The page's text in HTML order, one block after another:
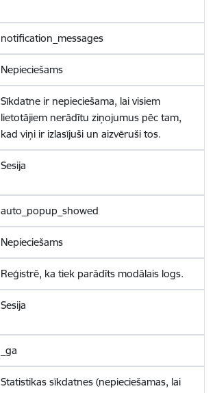
notification_messages
Nepieciešams
Sīkdatne ir nepieciešama, lai visiem
lietotājiem nerādītu ziņojumus pēc tam,
kad viņi ir izlasījuši un aizvēruši tos.
Sesija
auto_popup_showed
Nepieciešams
Reģistrē, ka tiek parādīts modālais logs.
Sesija
_ga
Statistikas sīkdatnes (nepieciešamas, lai